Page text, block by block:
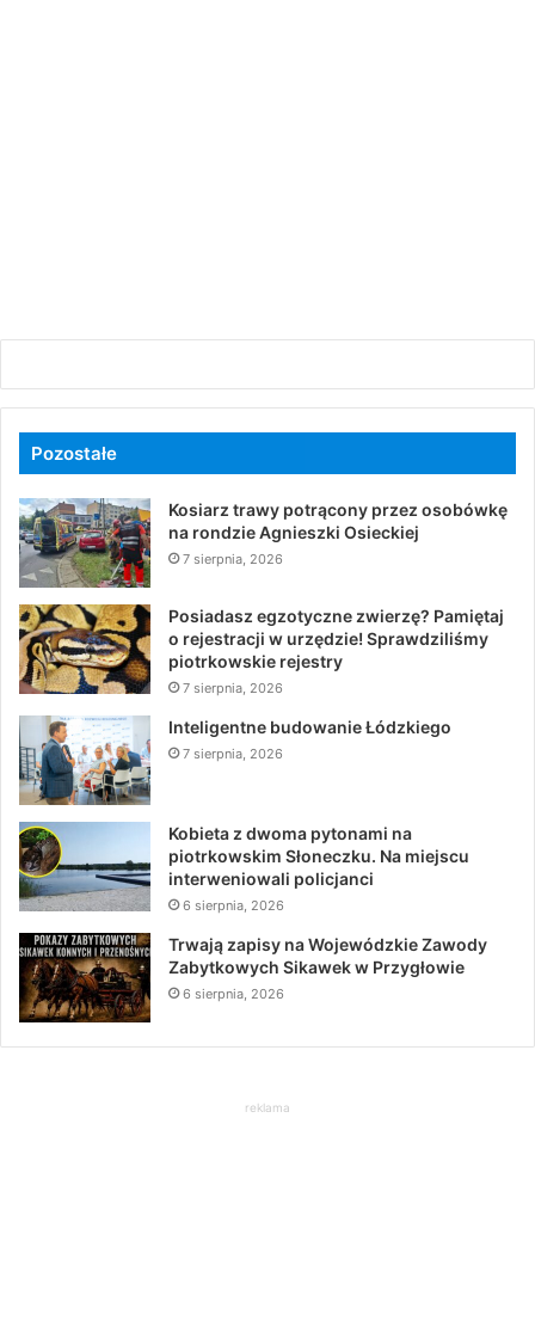
Pozostałe
Kosiarz trawy potrącony przez osobówkę
na rondzie Agnieszki Osieckiej
7 sierpnia, 2026
Posiadasz egzotyczne zwierzę? Pamiętaj
o rejestracji w urzędzie! Sprawdziliśmy
piotrkowskie rejestry
7 sierpnia, 2026
Inteligentne budowanie Łódzkiego
7 sierpnia, 2026
Kobieta z dwoma pytonami na
piotrkowskim Słoneczku. Na miejscu
interweniowali policjanci
6 sierpnia, 2026
Trwają zapisy na Wojewódzkie Zawody
Zabytkowych Sikawek w Przygłowie
6 sierpnia, 2026
reklama